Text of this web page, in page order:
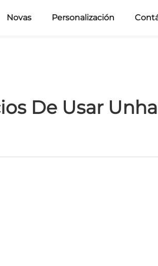
Novas Personalización
De Usar